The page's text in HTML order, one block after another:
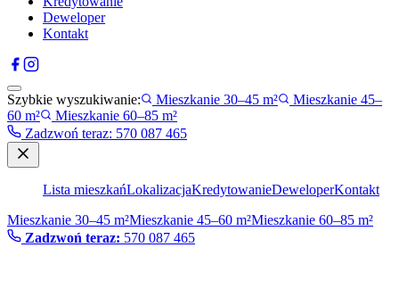
Deweloper
Kontakt
Szybkie wyszukiwanie: Mieszkanie 30–45 m²
Mieszkanie 45–
60 m²
Mieszkanie 60–85 m²
Zadzwoń teraz: 570 087 465
Lista mieszkańLokalizacjaKredytowanieDeweloperKontakt
Mieszkanie 30–45 m²Mieszkanie 45–60 m²Mieszkanie 60–85 m²
Zadzwoń teraz: 570 087 465